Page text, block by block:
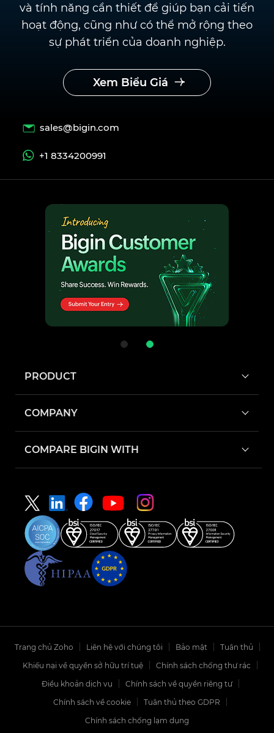
và tính năng cần thiết để giúp bạn cải tiến
hoạt động, cũng như có thể mở rộng theo
sự phát triển của doanh nghiệp.
Xem Biểu Giá
sales@bigin.com
+1 8334200991
PRODUCT
COMPANY
COMPARE BIGIN WITH
Trang chủ Zoho Liên hệ với chúng tôi Bảo mật
Tuân thủ
Khiếu nại về quyền sở hữu trí tuệ
Chính sách chống thư rác
Điều khoản dịch vụ
Chính sách về quyền riêng tư
Chính sách về cookie
Tuân thủ theo GDPR
Chính sách chống lạm dụng